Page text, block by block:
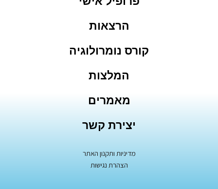
הרצאות
קורס נומרולוגיה
המלצות
מאמרים
יצירת קשר
מדיניות ותקנון האתר
הצהרת נגישות